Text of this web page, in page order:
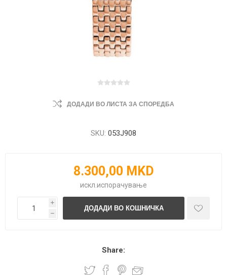
ДОДАДИ ВО ЛИСТА ЗА СПОРЕДБА
SKU: 053J908
8.300,00 MKD
искл. испорачување
i
h
Share: